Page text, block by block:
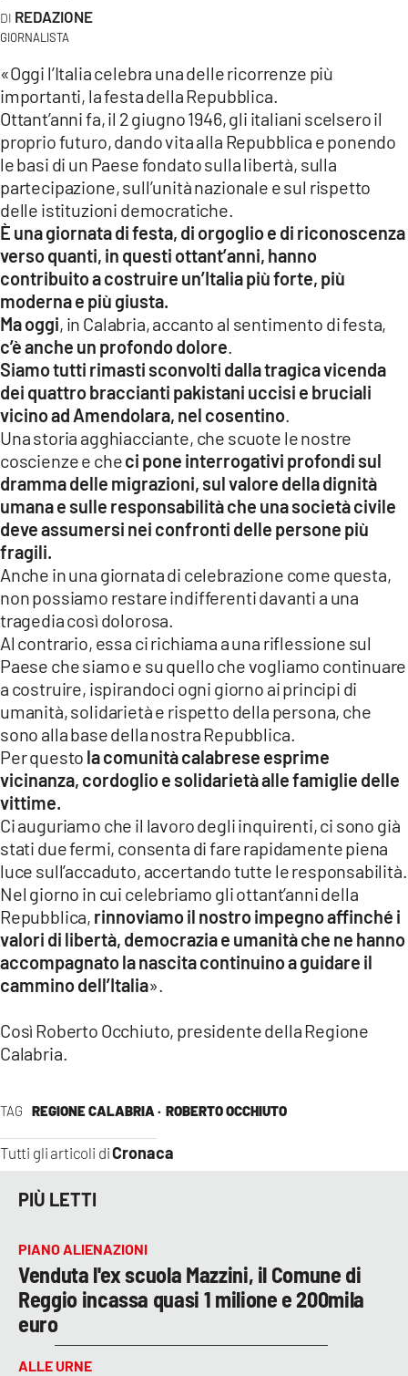
LaC
Network
LACPLAY.IT
LACTV.IT
LACONAIR.IT
LACITYMAG.IT
ILREGGINO.IT
COSENZACHANNEL.IT
ILVIBONESE.IT
CATANZAROCHANNEL.IT
LACAPITALENEWS.IT
App
ANDROID
APPLE
REDAZIONE
GIORNALISTA
TAG REGIONE CALABRIA · ROBERTO OCCHIUTO
Tutti gli articoli diCronaca
«Oggi l’Italia celebra una delle ricorrenze più
importanti, la festa della Repubblica.
Ottant’anni fa, il 2 giugno 1946, gli italiani scelsero il
proprio futuro, dando vita alla Repubblica e ponendo
le basi di un Paese fondato sulla libertà, sulla
partecipazione, sull’unità nazionale e sul rispetto
delle istituzioni democratiche.
È una giornata di festa, di orgoglio e di riconoscenza
verso quanti, in questi ottant’anni, hanno
contribuito a costruire un’Italia più forte, più
moderna e più giusta.
Ma oggi, in Calabria, accanto al sentimento di festa,
c’è anche un profondo dolore
Siamo tutti rimasti sconvolti dalla tragica vicenda
dei quattro braccianti pakistani uccisi e bruciali
vicino ad Amendolara, nel cosentino
Una storia agghiacciante, che scuote le nostre
coscienze e checi pone interrogativi profondi sul
dramma delle migrazioni, sul valore della dignità
umana e sulle responsabilità che una società civile
deve assumersi nei confronti delle persone più
fragili.
Anche in una giornata di celebrazione come questa,
non possiamo restare indifferenti davanti a una
tragedia così dolorosa.
Al contrario, essa ci richiama a una riflessione sul
Paese che siamo e su quello che vogliamo continuare
a costruire, ispirandoci ogni giorno ai principi di
umanità, solidarietà e rispetto della persona, che
sono alla base della nostra Repubblica.
Per questo la comunità calabrese esprime
vicinanza, cordoglio e solidarietà alle famiglie delle
vittime.
Ci auguriamo che il lavoro degli inquirenti, ci sono già
stati due fermi, consenta di fare rapidamente piena
luce sull’accaduto, accertando tutte le responsabilità.
Nel giorno in cui celebriamo gli ottant’anni della
Repubblica, rinnoviamo il nostro impegno affinché i
valori di libertà, democrazia e umanità che ne hanno
accompagnato la nascita continuino a guidare il
cammino dell’Italia».
Così Roberto Occhiuto, presidente della Regione
Calabria.
PIÙ LETTI
PIANO ALIENAZIONI
Venduta l'ex scuola Mazzini, il Comune di
Reggio incassa quasi 1 milione e 200mila
euro
ALLE URNE